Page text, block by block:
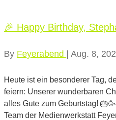
🎉 Happy Birthday,
By Feyerabend | Aug. 8,
Heute ist ein besonderer Tag,
feiern: Unserer wunderbaren
alles Gute zum Geburtstag!
Team der Medienwerkstatt